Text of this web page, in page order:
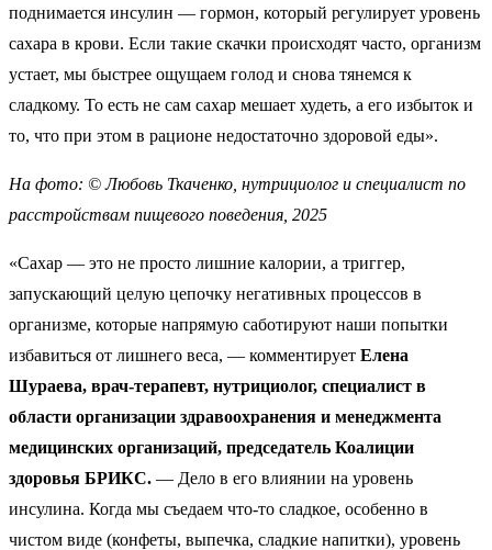
поднимается инсулин — гормон, который регулирует уровень
сахара в крови. Если такие скачки происходят часто, организм
устает, мы быстрее ощущаем голод и снова тянемся к
сладкому. То есть не сам сахар мешает худеть, а его избыток и
то, что при этом в рационе недостаточно здоровой еды».
На фото: © Любовь Ткаченко, нутрициолог и специалист по
расстройствам пищевого поведения, 2025
«Сахар — это не просто лишние калории, а триггер,
запускающий целую цепочку негативных процессов в
организме, которые напрямую саботируют наши попытки
избавиться от лишнего веса, — комментирует Елена
Шураева, врач-терапевт, нутрициолог, специалист в
области организации здравоохранения и менеджмента
медицинских организаций, председатель Коалиции
здоровья БРИКС. — Дело в его влиянии на уровень
инсулина. Когда мы съедаем что-то сладкое, особенно в
чистом виде (конфеты, выпечка, сладкие напитки), уровень